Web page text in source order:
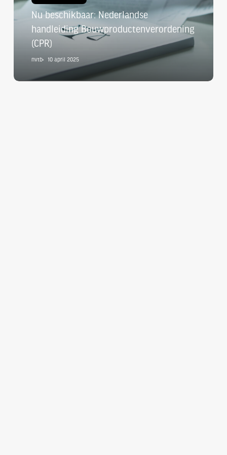
(CPR)
Nu beschikbaar: Nederlandse
handleiding Bouwproductenverordening
(CPR)
nvtb 10 april 2025